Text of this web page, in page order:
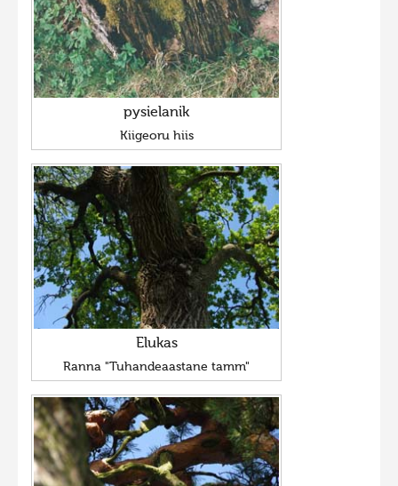
pysielanik
Kiigeoru hiis
Elukas
Ranna "Tuhandeaastane tamm"